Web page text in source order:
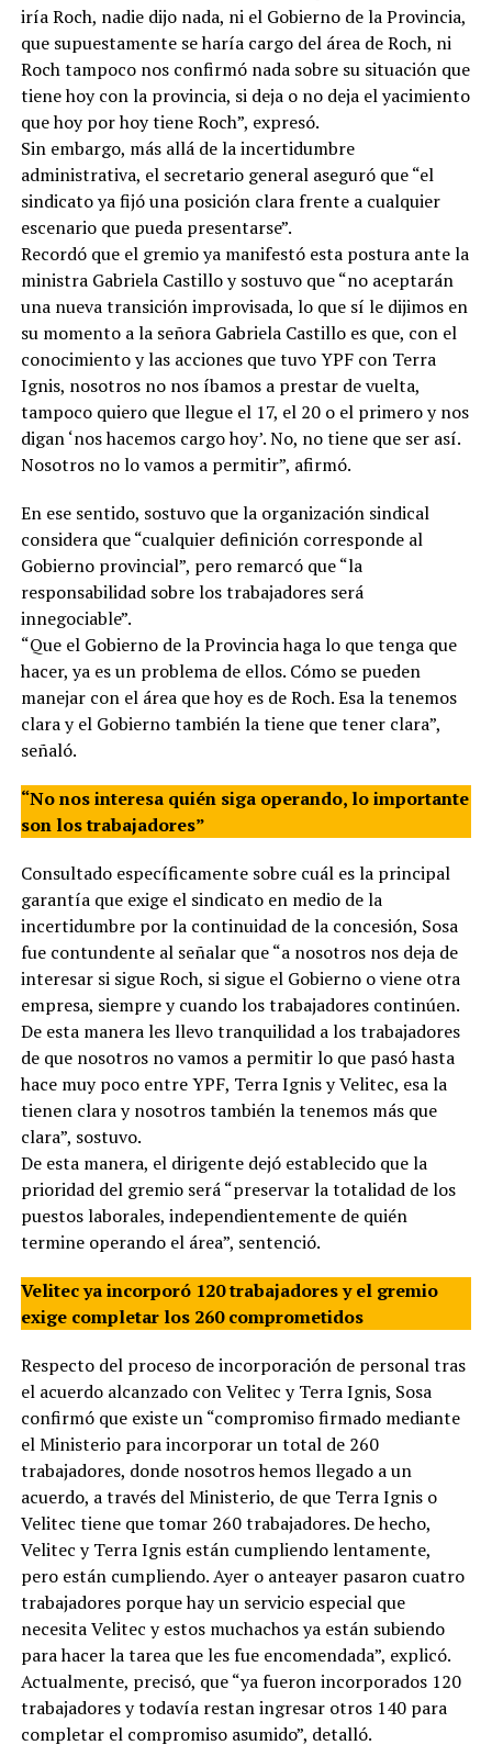
iría Roch, nadie dijo nada, ni el Gobierno de la Provincia,
que supuestamente se haría cargo del área de Roch, ni
Roch tampoco nos confirmó nada sobre su situación que
tiene hoy con la provincia, si deja o no deja el yacimiento
que hoy por hoy tiene Roch”, expresó.
Sin embargo, más allá de la incertidumbre
administrativa, el secretario general aseguró que “el
sindicato ya fijó una posición clara frente a cualquier
escenario que pueda presentarse”.
Recordó que el gremio ya manifestó esta postura ante la
ministra Gabriela Castillo y sostuvo que “no aceptarán
una nueva transición improvisada, lo que sí le dijimos en
su momento a la señora Gabriela Castillo es que, con el
conocimiento y las acciones que tuvo YPF con Terra
Ignis, nosotros no nos íbamos a prestar de vuelta,
tampoco quiero que llegue el 17, el 20 o el primero y nos
digan ‘nos hacemos cargo hoy’. No, no tiene que ser así.
Nosotros no lo vamos a permitir”, afirmó.
En ese sentido, sostuvo que la organización sindical
considera que “cualquier definición corresponde al
Gobierno provincial”, pero remarcó que “la
responsabilidad sobre los trabajadores será
innegociable”.
“Que el Gobierno de la Provincia haga lo que tenga que
hacer, ya es un problema de ellos. Cómo se pueden
manejar con el área que hoy es de Roch. Esa la tenemos
clara y el Gobierno también la tiene que tener clara”,
señaló.
“No nos interesa quién siga operando, lo importante
son los trabajadores”
Consultado específicamente sobre cuál es la principal
garantía que exige el sindicato en medio de la
incertidumbre por la continuidad de la concesión, Sosa
fue contundente al señalar que “a nosotros nos deja de
interesar si sigue Roch, si sigue el Gobierno o viene otra
empresa, siempre y cuando los trabajadores continúen.
De esta manera les llevo tranquilidad a los trabajadores
de que nosotros no vamos a permitir lo que pasó hasta
hace muy poco entre YPF, Terra Ignis y Velitec, esa la
tienen clara y nosotros también la tenemos más que
clara”, sostuvo.
De esta manera, el dirigente dejó establecido que la
prioridad del gremio será “preservar la totalidad de los
puestos laborales, independientemente de quién
termine operando el área”, sentenció.
Velitec ya incorporó 120 trabajadores y el gremio
exige completar los 260 comprometidos
Respecto del proceso de incorporación de personal tras
el acuerdo alcanzado con Velitec y Terra Ignis, Sosa
confirmó que existe un “compromiso firmado mediante
el Ministerio para incorporar un total de 260
trabajadores, donde nosotros hemos llegado a un
acuerdo, a través del Ministerio, de que Terra Ignis o
Velitec tiene que tomar 260 trabajadores. De hecho,
Velitec y Terra Ignis están cumpliendo lentamente,
pero están cumpliendo. Ayer o anteayer pasaron cuatro
trabajadores porque hay un servicio especial que
necesita Velitec y estos muchachos ya están subiendo
para hacer la tarea que les fue encomendada”, explicó.
Actualmente, precisó, que “ya fueron incorporados 120
trabajadores y todavía restan ingresar otros 140 para
completar el compromiso asumido”, detalló.